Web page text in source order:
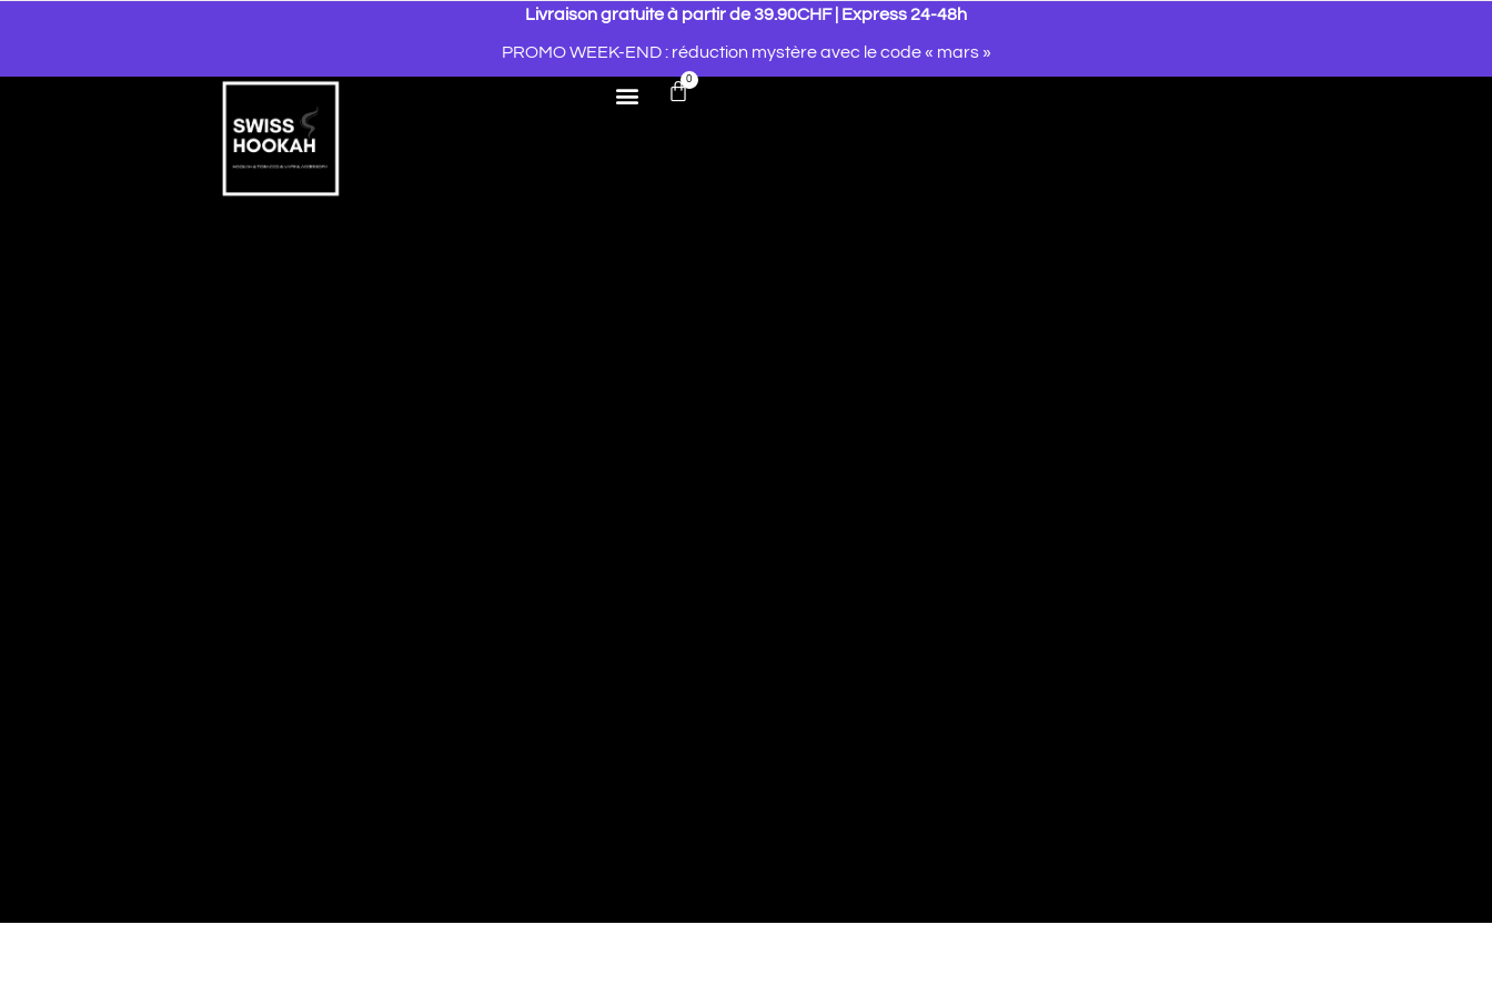
Livraison gratuite à partir de 39.90CHF | Express 24-48h
PROMO WEEK-END : réduction mystère avec le code « mars »
0